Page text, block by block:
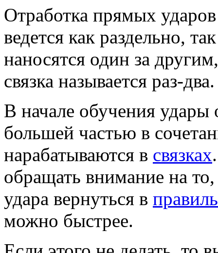
Отработка прямых
ведется как раздельно,
наносятся один за
связка называется раз-два.
В начале обучения удары
большей частью в
нарабатываются в связках
обращать внимание на
удара вернуться в
можно быстрее.